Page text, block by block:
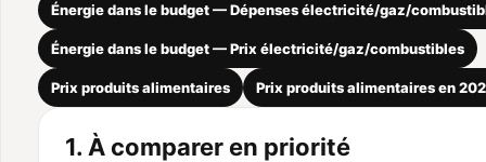
Énergie dans le budget — Dépenses électricité/gaz/
Énergie dans le budget — Prix électricité/gaz/combustibles
Prix produits alimentaires Prix produits alimentaires en
1. À comparer en priorité